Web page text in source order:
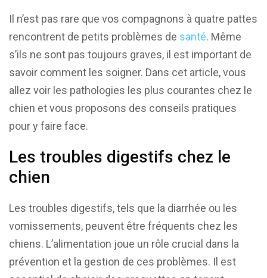
Il n’est pas rare que vos compagnons à quatre pattes
rencontrent de petits problèmes de santé. Même
s’ils ne sont pas toujours graves, il est important de
savoir comment les soigner. Dans cet article, vous
allez voir les pathologies les plus courantes chez le
chien et vous proposons des conseils pratiques
pour y faire face.
Les troubles digestifs chez le
chien
Les troubles digestifs, tels que la diarrhée ou les
vomissements, peuvent être fréquents chez les
chiens. L’alimentation joue un rôle crucial dans la
prévention et la gestion de ces problèmes. Il est